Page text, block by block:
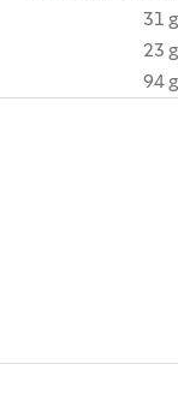
31 g
23 g
94 g